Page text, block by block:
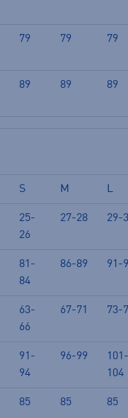
79 79 79
89 89 89
S M L
25-
26
27-28 29-
81-
84
86-89 91-
63-
66
67-71 73-
91-
94
96-99
101-
104
85 85 85